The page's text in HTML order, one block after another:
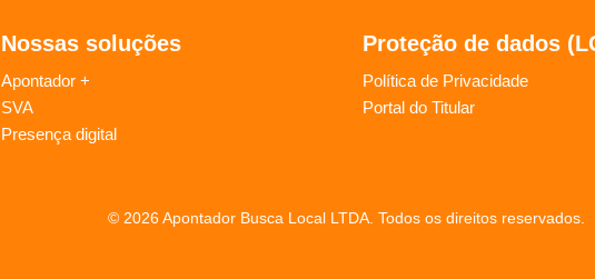
Nossas soluções
Apontador +
SVA
Presença digital
Proteção de dados
Política de Privacidade
Portal do Titular
© 2026 Apontador Busca Local LTDA. Todos os direitos reservados.